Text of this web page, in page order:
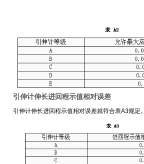
引伸计伸长进回程示值相对误差
引伸计伸长进回程示值相对误差就符合表A3规定。